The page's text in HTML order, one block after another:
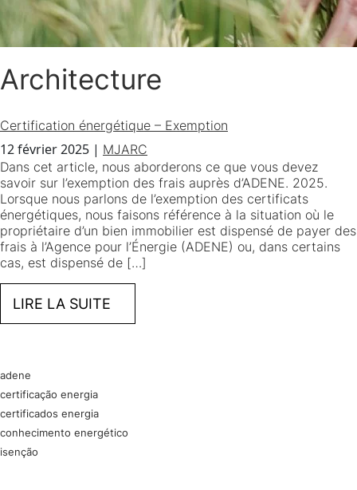
Architecture
Certification énergétique – Exemption
12 février 2025 | MJARC
Dans cet article, nous aborderons ce que vous devez
savoir sur l’exemption des frais auprès d’ADENE. 2025.
Lorsque nous parlons de l’exemption des certificats
énergétiques, nous faisons référence à la situation où le
propriétaire d’un bien immobilier est dispensé de payer des
frais à l’Agence pour l’Énergie (ADENE) ou, dans certains
cas, est dispensé de […]
LIRE LA SUITE
adene
certificação energia
certificados energia
conhecimento energético
isenção